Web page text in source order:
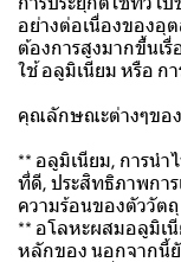
อย่างต่อเนื่องของอุ
ต้องการสูงมากขึ้นเ
ใช้ อลูมิเนียม หรือ ก
คุณลักษณะต่างๆขอ
** อลูมิเนียม, การนํ
ที่ดี, ประสิทธิภาพการ
ความร้อนของตัววัตถุ
** อโลหะผสมอลูมิเ
หลักของ นอกจากนี้ยั